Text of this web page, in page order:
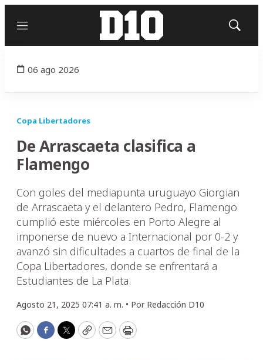
Menú
Mostrar
06 ago 2026
Copa Libertadores
De Arrascaeta clasifica a
Flamengo
Con goles del mediapunta uruguayo Giorgian
de Arrascaeta y el delantero Pedro, Flamengo
cumplió este miércoles en Porto Alegre al
imponerse de nuevo a Internacional por 0-2 y
avanzó sin dificultades a cuartos de final de la
Copa Libertadores, donde se enfrentará a
Estudiantes de La Plata.
Agosto 21, 2025 07:41 a. m. • Por Redacción D10
WhatsApp
Facebook
Twitter
CopyEmailPrint